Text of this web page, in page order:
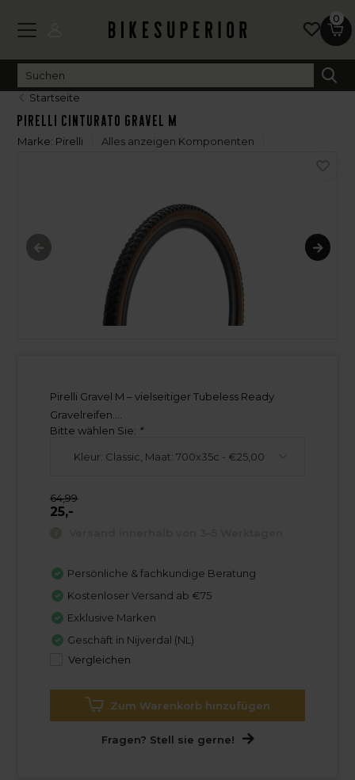
0
Startseite
Pirelli Cinturato Gravel M
Marke: Pirelli Alles anzeigen Komponenten
Pirelli Gravel M – vielseitiger Tubeless Ready
Gravelreifen....
Bitte wählen Sie: *
64,99
25,-
Persönliche & fachkundige Beratung
Kostenloser Versand ab €75
Exklusive Marken
Geschäft in Nijverdal (NL)
Vergleichen
Zum Warenkorb hinzufügen
Fragen? Stell sie gerne!